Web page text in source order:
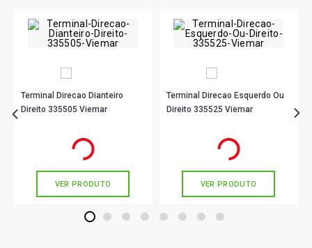
Terminal Direcao Dianteiro
Direito 335505 Viemar
em até 2x de
VER PRODUTO
Terminal Direcao Esquerdo Ou
Direito 335525 Viemar
em até 3x de
VER PRODUTO
1 2 3 4 5 6 7 8